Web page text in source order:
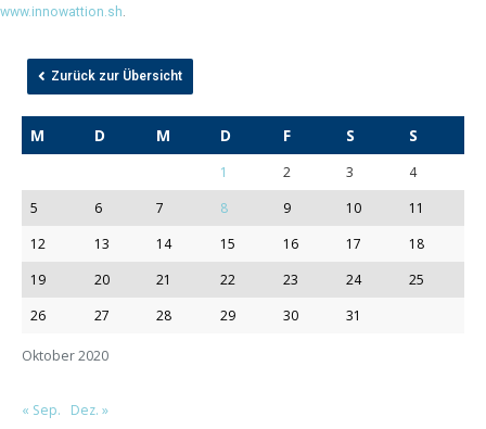
www.innowattion.sh.
Zurück zur Übersicht
Oktober 2020
M D M D F S S
1 2 3
4
5
6 7 8 9 10
11
12
13 14 15 16 17
18
19
20 21 22 23 24
25
26
27 28 29 30 31
« Sep. Dez. »